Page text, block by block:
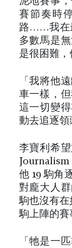
賽節奏時
路……我在
多數馬是
是很困難，
「我將他
車一樣，
這一切變
動去追逐領
李寶利希
他 19 駒角
對龐大人
駒也沒有在
駒上陣的賽
「牠是一